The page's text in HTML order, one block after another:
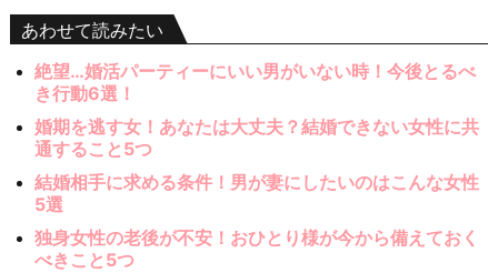
あわせて読みたい
絶望…婚活パーティーにいい男がいない時！今後とるべ
き行動6選！
婚期を逃す女！あなたは大丈夫？結婚できない女性に共
通すること5つ
結婚相手に求める条件！男が妻にしたいのはこんな女性
5選
独身女性の老後が不安！おひとり様が今から備えておく
べきこと5つ